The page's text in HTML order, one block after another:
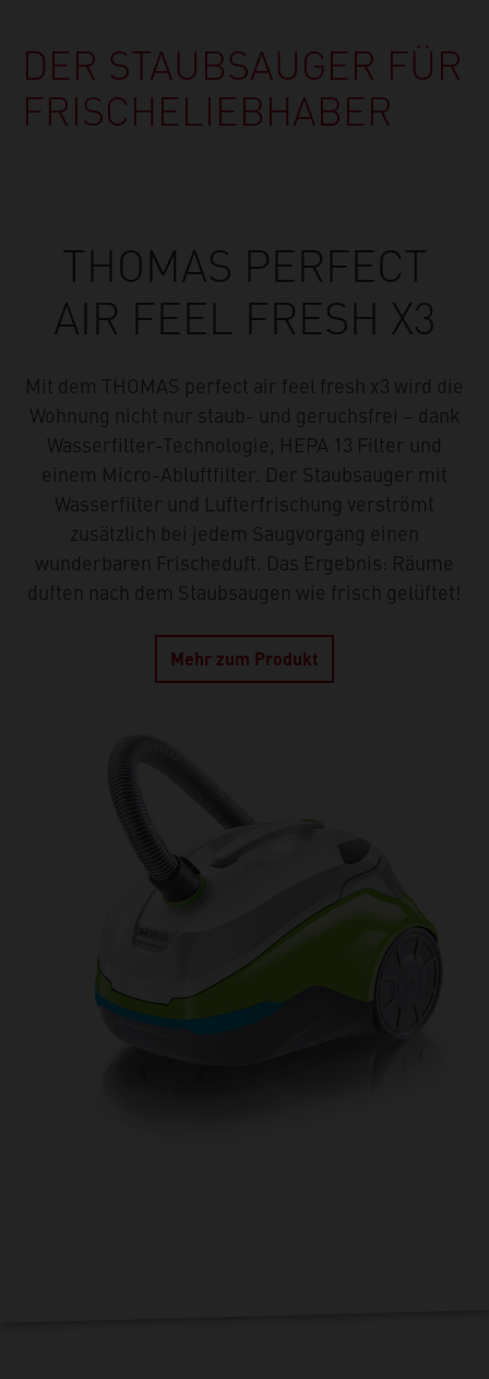
DER STAUBSAUGER FÜR
FRISCHELIEBHABER
THOMAS PERFECT
AIR FEEL FRESH X3
Mit dem THOMAS perfect air feel fresh x3 wird die
Wohnung nicht nur staub- und geruchsfrei – dank
Wasserfilter-Technologie, HEPA 13 Filter und
einem Micro-Abluftfilter. Der Staubsauger mit
Wasserfilter und Lufterfrischung verströmt
zusätzlich bei jedem Saugvorgang einen
wunderbaren Frischeduft. Das Ergebnis: Räume
duften nach dem Staubsaugen wie frisch gelüftet!
Mehr zum Produkt